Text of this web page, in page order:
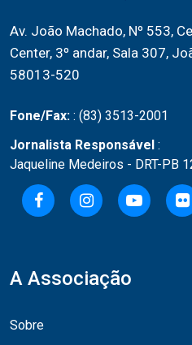
Av. João Machado, Nº 553,
Center, 3º andar, Sala 307,
58013-520
Fone/Fax: : (83) 3513-2001
Jornalista Responsável :
Jaqueline Medeiros - DRT-PB
A Associação
Sobre